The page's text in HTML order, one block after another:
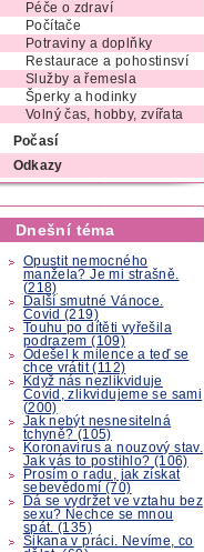
Péče o zdraví
Počítače
Potraviny a doplňky
Restaurace a pohostinsví
Služby a řemesla
Šperky a hodinky
Volný čas, hobby, zvířata
Počasí
Odkazy
Dnešní téma
Opustit nemocného
manžela? Je mi strašně.
(218)
Další smutné Vánoce.
Covid (219)
Touhu po dítěti vyřešila
podrazem (109)
Odešel k milence a teď se
chce vrátit (112)
Když nás nezlikviduje
Covid, zlikvidujeme se sami
(200)
Jak nebýt nesnesitelná
tchyně? (105)
Koronavirus a nouzový stav.
Jak vás to postihlo? (106)
Prosím o radu, jak získat
sebevědomí (70)
Dá se vydržet ve vztahu bez
sexu? Nechce se mnou
spát. (135)
Šikana v práci. Nevíme, co